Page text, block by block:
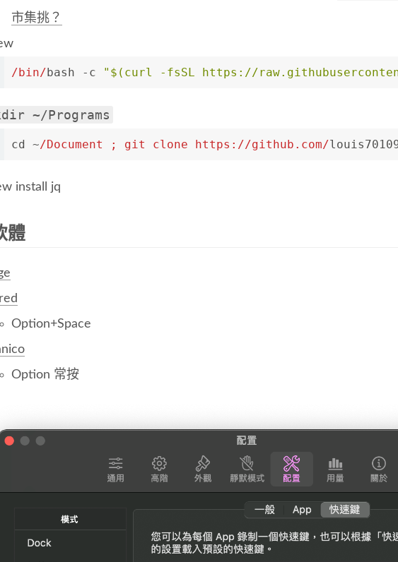
市集挑？
/bin/bash -c "$(curl -fsSL https://
~/Programs
cd ~/Document ; git clone https://github.com/
install jq
體
Option+Space
Option 常按